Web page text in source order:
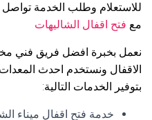
للاستعلام وطلب الخدمة تواصل
مع فتح اقفال الشاليهات
نعمل بخبرة افضل فريق فني
الاقفال ونستخدم احدث
بتوفير الخدمات التالية:
خدمة فتح اقفال ميناء